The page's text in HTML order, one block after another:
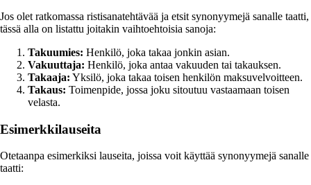
Jos olet ratkomassa ristisanatehtävää ja etsit synonyymejä sanalle taatti,
tässä alla on listattu joitakin vaihtoehtoisia sanoja:
Takuumies: Henkilö, joka takaa jonkin asian.
Vakuuttaja: Henkilö, joka antaa vakuuden tai takauksen.
Takaaja: Yksilö, joka takaa toisen henkilön maksuvelvoitteen.
Takaus: Toimenpide, jossa joku sitoutuu vastaamaan toisen
velasta.
Esimerkkilauseita
Otetaanpa esimerkiksi lauseita, joissa voit käyttää synonyymejä sanalle
taatti: